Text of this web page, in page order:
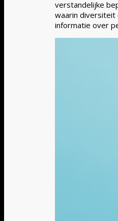
verstandelijke
waarin diversiteit
informatie over